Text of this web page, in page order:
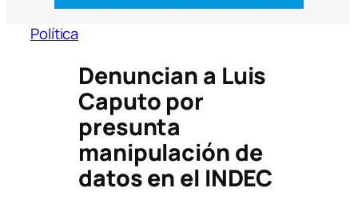
Política
Denuncian a Luis
Caputo por
presunta
manipulación de
datos en el INDEC